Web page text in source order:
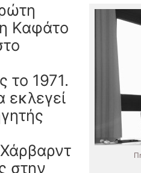
Καφάτο
το 1971.
εκλεγεί
στην